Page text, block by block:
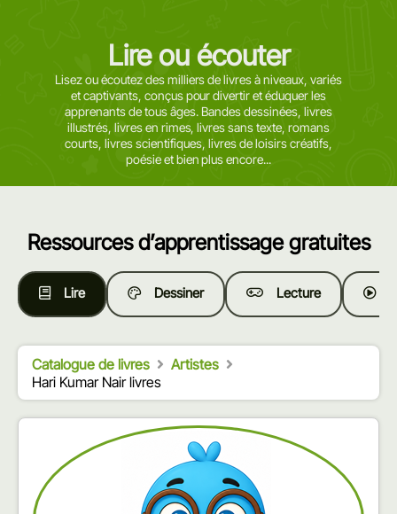
Lire ou écouter
Lisez ou écoutez des milliers de livres à niveaux, variés
et captivants, conçus pour divertir et éduquer les
apprenants de tous âges. Bandes dessinées, livres
illustrés, livres en rimes, livres sans texte, romans
courts, livres scientifiques, livres de loisirs créatifs,
poésie et bien plus encore...
Ressources d’apprentissage gratuites
Lire Dessiner Lecture
Catalogue de livres
Artistes
Hari Kumar Nair livres